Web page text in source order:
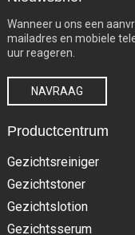
Wanneer u ons een
mailadres en mobiele
uur reageren.
NAVRAAG
Productcentrum
Gezichtsreiniger
Gezichtstoner
Gezichtslotion
Gezichtsserum